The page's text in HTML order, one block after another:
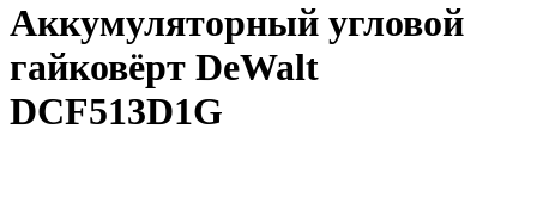
Аккумуляторный угловой
гайковёрт DeWalt
DCF513D1G